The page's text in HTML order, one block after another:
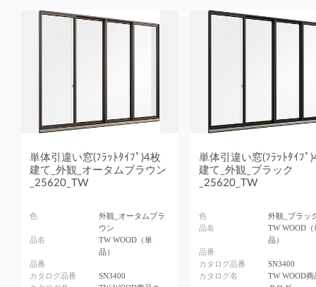
単体引違い窓(ﾌﾗｯﾄﾀｲﾌﾟ)4枚
建て_外観_オータムブラウン
_25620_TW
色
外観_オータムブラ
ウン
品名
TW WOOD（単
品）
品番
カタログ品番
SN3400
単体引違い窓(ﾌﾗｯﾄﾀｲﾌﾟ
建て_外観_ブラック
_25620_TW
色
外観_ブラッ
品名
TW WOOD（
品）
品番
カタログ品番
SN3400
カタログ名
TW WOOD商